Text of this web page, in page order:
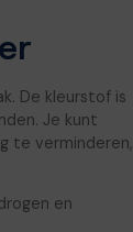
De kleurstof is
Je kunt
te verminderen,
en